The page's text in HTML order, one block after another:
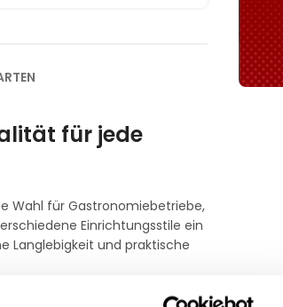
für jede
Wahl für Gastronomiebetriebe,
Einrichtungsstile ein
Langlebigkeit und praktische